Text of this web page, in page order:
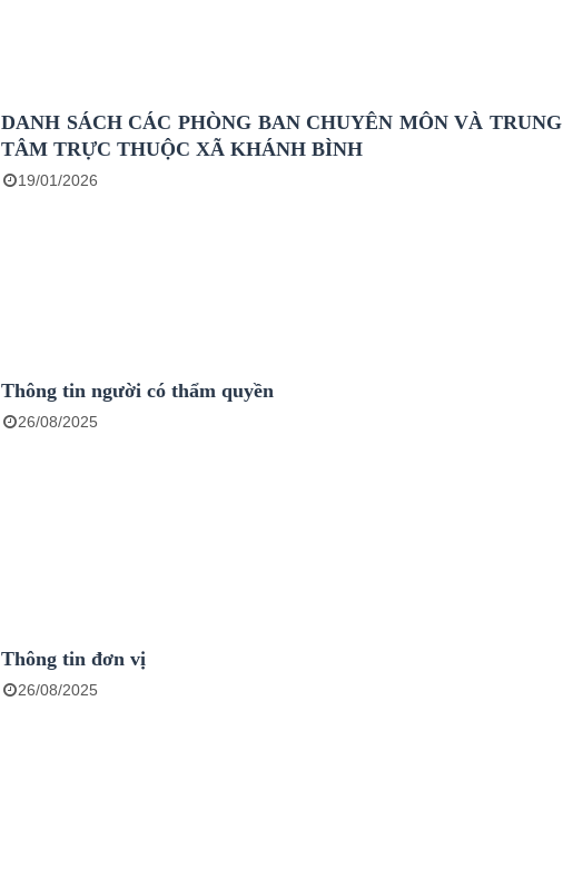
DANH SÁCH CÁC PHÒNG BAN CHUYÊN MÔN VÀ TRUNG
TÂM TRỰC THUỘC XÃ KHÁNH BÌNH
19/01/2026
Thông tin người có thẩm quyền
26/08/2025
Thông tin đơn vị
26/08/2025